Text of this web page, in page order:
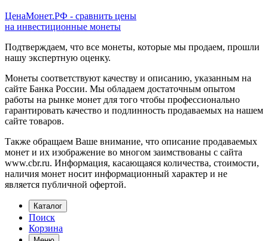
ЦенаМонет.РФ - сравнить цены
на инвестиционные монеты
Подтверждаем, что все монеты, которые мы продаем, прошли
нашу экспертную оценку.
Монеты соответствуют качеству и описанию, указанным на
сайте Банка России. Мы обладаем достаточным опытом
работы на рынке монет для того чтобы профессионально
гарантировать качество и подлинность продаваемых на нашем
сайте товаров.
Также обращаем Ваше внимание, что описание продаваемых
монет и их изображение во многом заимствованы с сайта
www.cbr.ru. Информация, касающаяся количества, стоимости,
наличия монет носит информационный характер и не
является публичной офертой.
Каталог
Поиск
Корзина